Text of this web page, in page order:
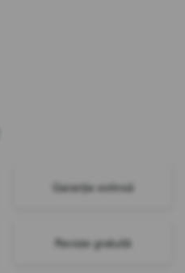
Garanție extinsă
Revizie gratuită